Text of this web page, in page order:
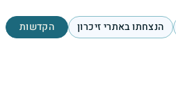
הנצחתו באתרי זיכרון הקדשות